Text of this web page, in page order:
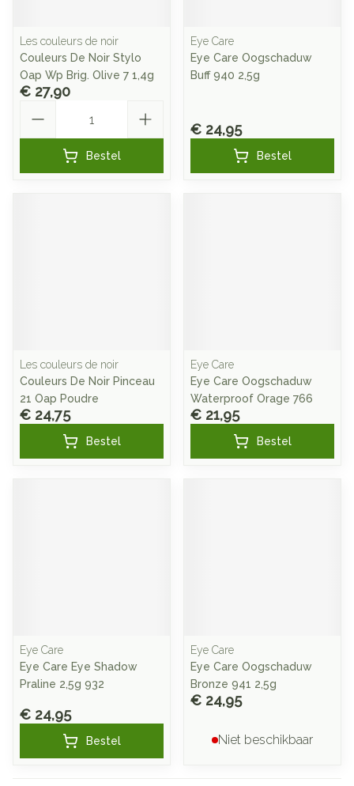
Les couleurs de noir
Couleurs De Noir Stylo
Oap Wp Brig. Olive 7 1,4g
€ 27,90
Bestel
Eye Care
Eye Care Oogschaduw
Buff 940 2,5g
€ 24,95
Bestel
Les couleurs de noir
Couleurs De Noir Pinceau
21 Oap Poudre
€ 24,75
Bestel
Eye Care
Eye Care Oogschaduw
Waterproof Orage 766
€ 21,95
Bestel
Eye Care
Eye Care Eye Shadow
Praline 2,5g 932
€ 24,95
Bestel
Eye Care
Eye Care Oogschaduw
Bronze 941 2,5g
€ 24,95
Niet beschikbaar